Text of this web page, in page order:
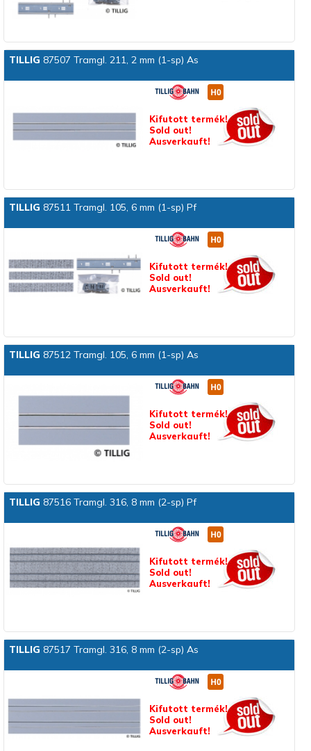
TILLIG 87507 Tramgl. 211, 2 mm (1-sp) As
Kifutott termék!
Sold out!
Ausverkauft!
TILLIG 87511 Tramgl. 105, 6 mm (1-sp) Pf
Kifutott termék!
Sold out!
Ausverkauft!
TILLIG 87512 Tramgl. 105, 6 mm (1-sp) As
Kifutott termék!
Sold out!
Ausverkauft!
TILLIG 87516 Tramgl. 316, 8 mm (2-sp) Pf
Kifutott termék!
Sold out!
Ausverkauft!
TILLIG 87517 Tramgl. 316, 8 mm (2-sp) As
Kifutott termék!
Sold out!
Ausverkauft!